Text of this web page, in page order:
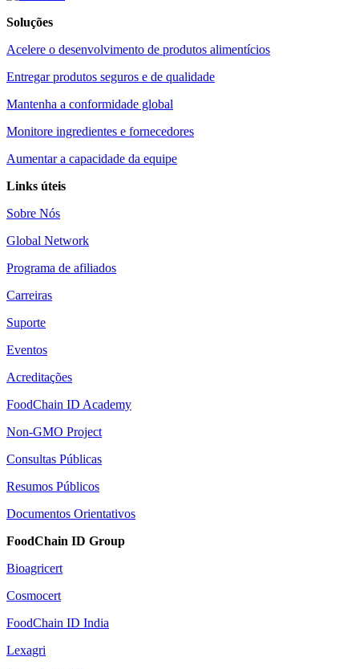
Soluções
Acelere o desenvolvimento de produtos alimentícios
Entregar produtos seguros e de qualidade
Mantenha a conformidade global
Monitore ingredientes e fornecedores
Aumentar a capacidade da equipe
Links úteis
Sobre Nós
Global Network
Programa de afiliados
Carreiras
Suporte
Eventos
Acreditações
FoodChain ID Academy
Non-GMO Project
Consultas Públicas
Resumos Públicos
Documentos Orientativos
FoodChain ID Group
Bioagricert
Cosmocert
FoodChain ID India
Lexagri